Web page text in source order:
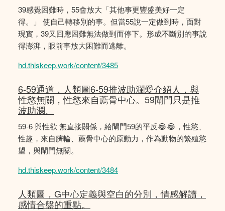
39感覺困難時，55會放大「其他事更豐盛美好一定
得。」 使自己轉移別的事。但當55說一定做到時，面對
現實，39又回應困難無法做到而停下。形成不斷別的事說
得澎湃，眼前事放大困難而逃離。
hd.thiskeep.work/content/3485
6-59通道，人類圖6-59推波助瀾愛介紹人，與
性慾無關，性慾來自薦骨中心。59閘門只是推
波助瀾。
59-6 與性欲 無直接關係，給閘門59的平反😂😂，性慾、
性趣，來自臍輪、薦骨中心的原動力，作為動物的繁殖慾
望，與閘門無關。
hd.thiskeep.work/content/3484
人類圖，G中心定義與空白的分別，情感解讀，
感情合盤的重點。